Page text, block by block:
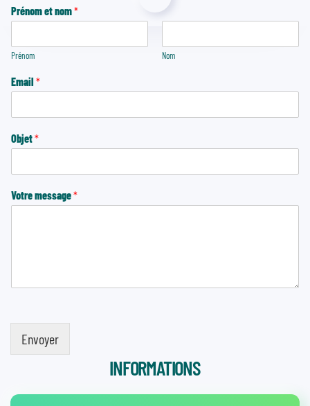
Prénom et nom*
Prénom Nom
Email*
Objet*
Votre message*
Envoyer
INFORMATIONS